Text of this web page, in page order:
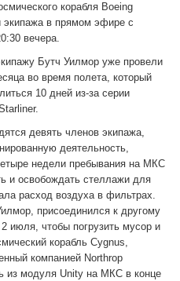
корабля Boeing
экипажа в прямом эфире с
вечера.
Бутч Уилмор уже провели
во время полета, который
10 дней из-за серии
девять членов экипажа,
деятельность,
недели пребывания на МКС
и освобождать стеллажи для
расход воздуха в фильтрах.
присоединился к другому
июля, чтобы погрузить мусор и
корабль Cygnus,
компанией Northrop
из модуля Unity на МКС в конце